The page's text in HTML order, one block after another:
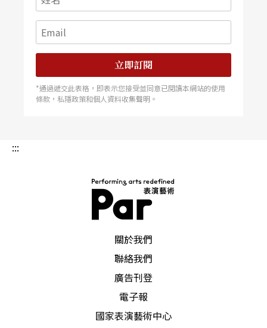
立即訂閱
*通過遞交此表格，即表示您接受並同意已閱讀本網站的使用
條款，私隱政策和個人資料收集聲明。
:::
關於我們
聯絡我們
廣告刊登
電子報
國家表演藝術中心